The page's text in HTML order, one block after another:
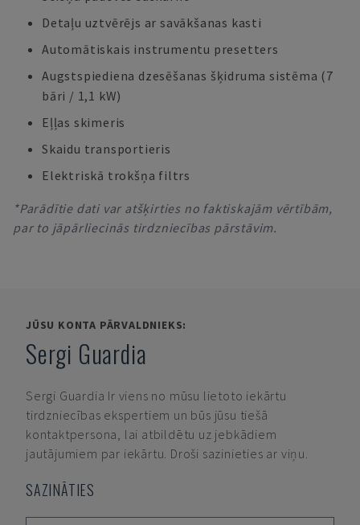
Detaļu uztvērējs ar savākšanas kasti
Automātiskais instrumentu presetters
Augstspiediena dzesēšanas šķidruma sistēma (7
bāri / 1,1 kW)
Eļļas skimeris
Skaidu transportieris
Elektriskā trokšņa filtrs
*Parādītie dati var atšķirties no faktiskajām vērtībām,
par to jāpārliecinās tirdzniecības pārstāvim.
JŪSU KONTA PĀRVALDNIEKS:
Sergi Guardia
Sergi Guardia Ir viens no mūsu lietoto iekārtu
tirdzniecības ekspertiem un būs jūsu tiešā
kontaktpersona, lai atbildētu uz jebkādiem
jautājumiem par iekārtu. Droši sazinieties ar viņu.
SAZINĀTIES